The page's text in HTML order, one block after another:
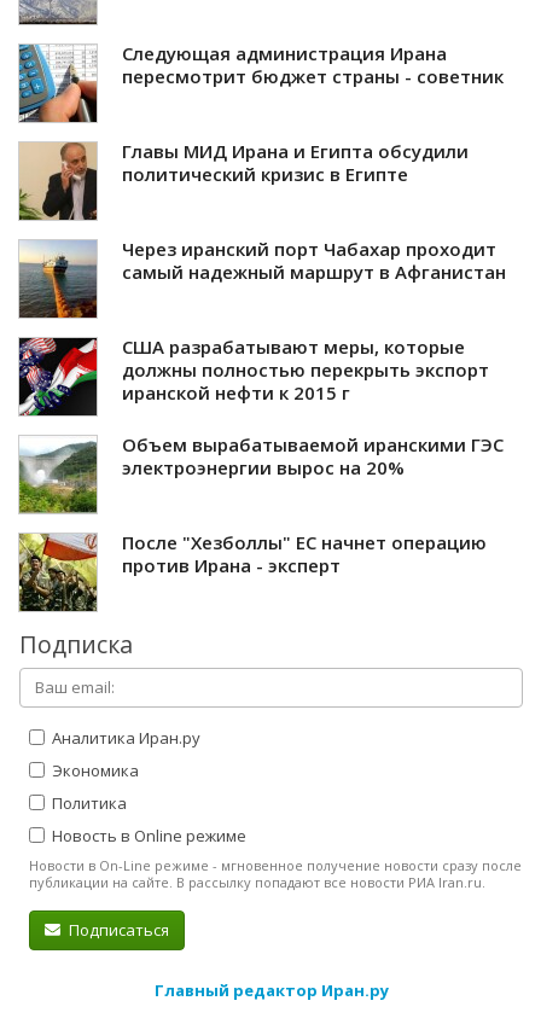
Следующая администрация Ирана
пересмотрит бюджет страны - советник
Главы МИД Ирана и Египта обсудили
политический кризис в Египте
Через иранский порт Чабахар проходит
самый надежный маршрут в Афганистан
США разрабатывают меры, которые
должны полностью перекрыть экспорт
иранской нефти к 2015 г
Объем вырабатываемой иранскими ГЭС
электроэнергии вырос на 20%
После "Хезболлы" ЕС начнет операцию
против Ирана - эксперт
Подписка
Аналитика Иран.ру
Экономика
Политика
Новость в Online режиме
Новости в On-Line режиме - мгновенное получение новости сразу после
публикации на сайте. В рассылку попадают все новости РИА Iran.ru.
Подписаться
Главный редактор Иран.ру